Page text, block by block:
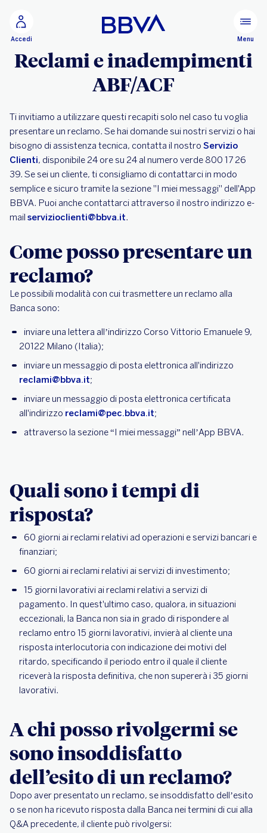
Configurare
Accedi Menu
Reclami e inadempimenti
ABF/ACF
Ti invitiamo a utilizzare questi recapiti solo nel caso tu voglia
presentare un reclamo. Se hai domande sui nostri servizi o hai
bisogno di assistenza tecnica, contatta il nostro Servizio
Clienti, disponibile 24 ore su 24 al numero verde 800 17 26
39. Se sei un cliente, ti consigliamo di contattarci in modo
semplice e sicuro tramite la sezione "I miei messaggi" dell'App
BBVA. Puoi anche contattarci attraverso il nostro indirizzo e-
mail servizioclienti@bbva.it.
Come posso presentare un
reclamo?
Le possibili modalità con cui trasmettere un reclamo alla
Banca sono:
inviare una lettera all’indirizzo Corso Vittorio Emanuele 9,
20122 Milano (Italia);
inviare un messaggio di posta elettronica all'indirizzo
reclami@bbva.it;
inviare un messaggio di posta elettronica certificata
all'indirizzo reclami@pec.bbva.it;
attraverso la sezione “I miei messaggi” nell’App BBVA.
Quali sono i tempi di
risposta?
60 giorni ai reclami relativi ad operazioni e servizi bancari e
finanziari;
60 giorni ai reclami relativi ai servizi di investimento;
15 giorni lavorativi ai reclami relativi a servizi di
pagamento. In quest'ultimo caso, qualora, in situazioni
eccezionali, la Banca non sia in grado di rispondere al
reclamo entro 15 giorni lavorativi, invierà al cliente una
risposta interlocutoria con indicazione dei motivi del
ritardo, specificando il periodo entro il quale il cliente
riceverà la risposta definitiva, che non supererà i 35 giorni
lavorativi.
A chi posso rivolgermi se
sono insoddisfatto
dell’esito di un reclamo?
Dopo aver presentato un reclamo, se insoddisfatto dell’esito
o se non ha ricevuto risposta dalla Banca nei termini di cui alla
Q&A precedente, il cliente può rivolgersi: